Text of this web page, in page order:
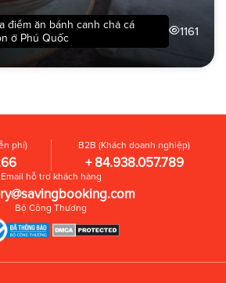
điểm ăn bánh canh chả cá
ở Phú Quốc
1161
phí) B2B (Khách doanh nghiệp)
+ 84.938.057.789
Email hỗ trợ khách hàng
Bộ Công Thương